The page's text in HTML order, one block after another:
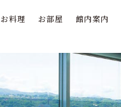
お料理 お部屋 館内案内